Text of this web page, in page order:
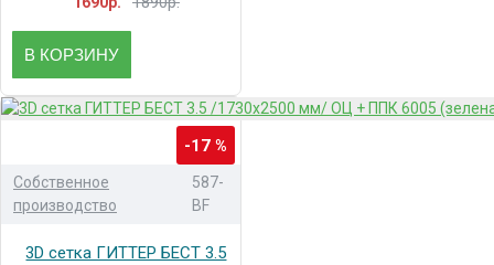
В КОРЗИНУ
-17 %
Собственное
производство
587-
BF
3D сетка ГИТТЕР БЕСТ 3.5